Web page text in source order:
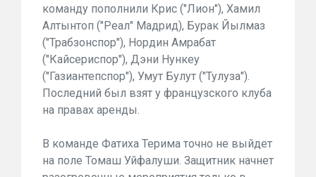
команду пополнили Крис ("Лион"), Хамил
Алтынтоп ("Реал" Мадрид), Бурак Йылмаз
("Трабзонспор"), Нордин Амрабат
("Кайсериспор"), Дэни Нункеу
("Газиантепспор"), Умут Булут ("Тулуза").
Последний был взят у французского клуба
на правах аренды.
В команде Фатиха Терима точно не выйдет
на поле Томаш Уйфалуши. Защитник начнет